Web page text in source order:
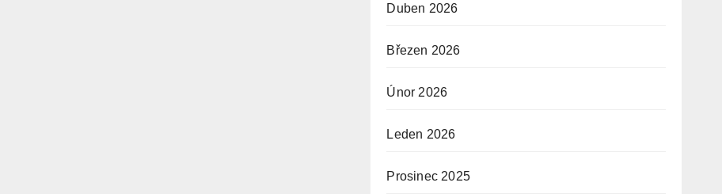
Duben 2026
Březen 2026
Únor 2026
Leden 2026
Prosinec 2025